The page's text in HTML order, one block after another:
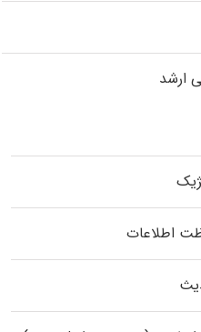
ارشد
اطلاعات